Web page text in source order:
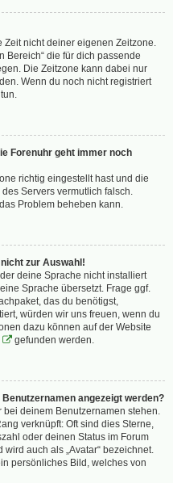
nicht deiner eigenen Zeitzone.
Bereich“ die für dich passende
Die Zeitzone kann dabei nur
Wenn du noch nicht registriert
Forenuhr geht immer noch
richtig eingestellt hast und die
Servers vermutlich falsch.
Problem beheben kann.
zur Auswahl!
deine Sprache nicht installiert
Sprache übersetzt. Frage ggf.
das du benötigst,
würden wir uns freuen, wenn du
dazu können auf der Website
gefunden werden.
angezeigt werden?
bei deinem Benutzernamen stehen.
verknüpft: Oft sind dies Sterne,
oder deinen Status im Forum
auch als „Avatar“ bezeichnet.
persönliches Bild, welches von